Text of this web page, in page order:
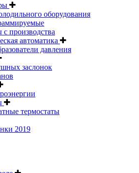
оборудования
с производства
автоматика
давления
заслонок
термостаты
2019